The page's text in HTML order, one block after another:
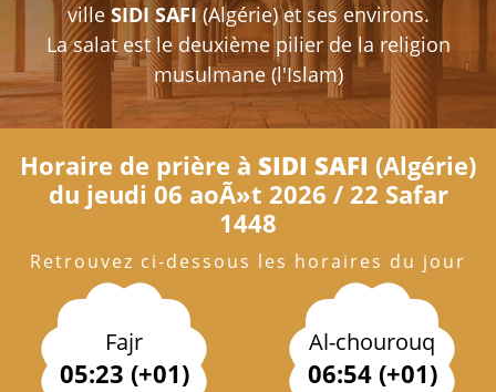
ville SIDI SAFI(Algérie) et ses environs.
La salat est le deuxième pilier de la religion
musulmane (l'Islam)
Horaire de prière à SIDI SAFI (Algérie)
du jeudi 06 aoÃ»t 2026 / 22 Safar
1448
Retrouvez ci-dessous les horaires du jour
Fajr
05:23 (+01)
Al-chourouq
06:54 (+01)